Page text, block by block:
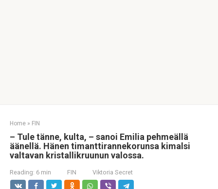
Home » FIN
– Tule tänne, kulta, – sanoi Emilia pehmeällä
äänellä. Hänen timanttirannekorunsa kimalsi
valtavan kristallikruunun valossa.
Reading: 6 min FIN Viktoria Secret